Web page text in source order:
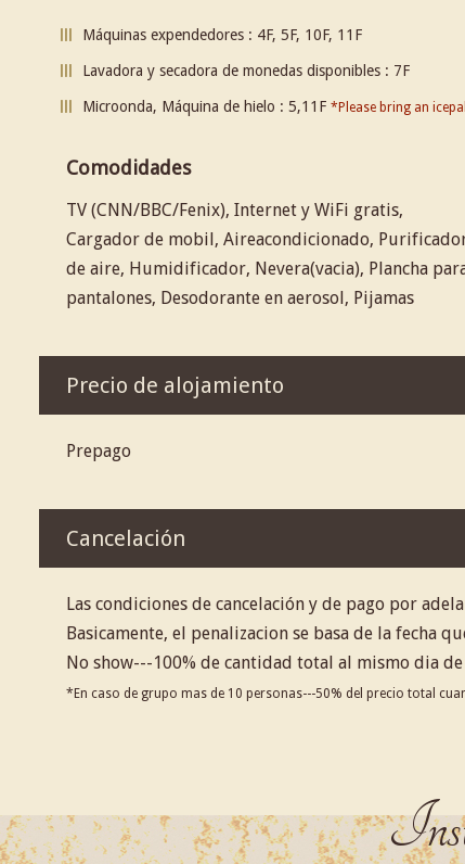
Máquinas expendedores : 4F, 5F, 10F, 11F
Lavadora y secadora de monedas disponibles : 7F
Microonda, Máquina de hielo : 5,11F *Please bring an
Comodidades
TV (CNN/BBC/Fenix), Internet y WiFi gratis,
Cargador de mobil, Aireacondicionado,
de aire, Humidificador, Nevera(vacia), Plancha
pantalones, Desodorante en aerosol, Pijamas
Precio de alojamiento
Prepago
Cancelación
Las condiciones de cancelación y de pago por
Basicamente, el penalizacion se basa de la fecha
No show---100% de cantidad total al mismo dia
*En caso de grupo mas de 10 personas---50% del precio total